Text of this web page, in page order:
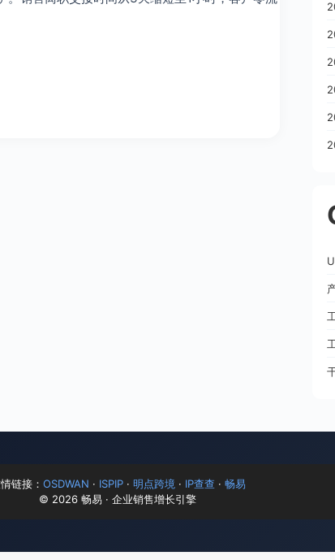
链接： OSDWAN · ISPIP· 明点跨境 · IP查查 · 畅易
© 2026 畅易 · 企业销售增长引擎